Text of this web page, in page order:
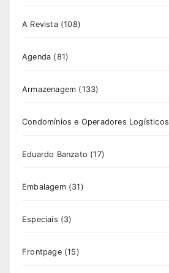
A Revista(108)
Agenda (81)
Armazenagem (133)
Condomínios e Operadores Logísticos
Eduardo Banzato (17)
Embalagem(31)
Especiais (3)
Frontpage(15)